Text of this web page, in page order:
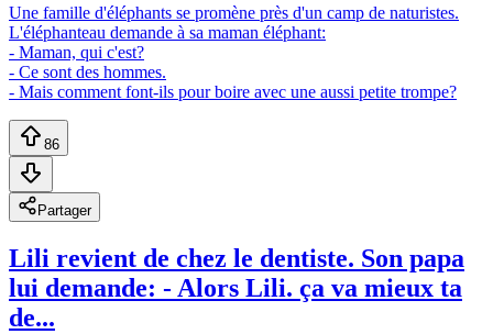
Une famille d'éléphants se promène près d'un camp de naturistes.
L'éléphanteau demande à sa maman éléphant:
- Maman, qui c'est?
- Ce sont des hommes.
- Mais comment font-ils pour boire avec une aussi petite trompe?
86
Partager
Lili revient de chez le dentiste. Son papa
lui demande: - Alors Lili. ça va mieux ta
de...